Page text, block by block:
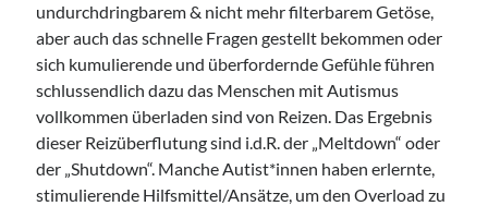
undurchdringbarem & nicht mehr filterbarem Getöse,
aber auch das schnelle Fragen gestellt bekommen oder
sich kumulierende und überfordernde Gefühle führen
schlussendlich dazu das Menschen mit Autismus
vollkommen überladen sind von Reizen. Das Ergebnis
dieser Reizüberflutung sind i.d.R. der „Meltdown“ oder
der „Shutdown“. Manche Autist*innen haben erlernte,
stimulierende Hilfsmittel/Ansätze, um den Overload zu